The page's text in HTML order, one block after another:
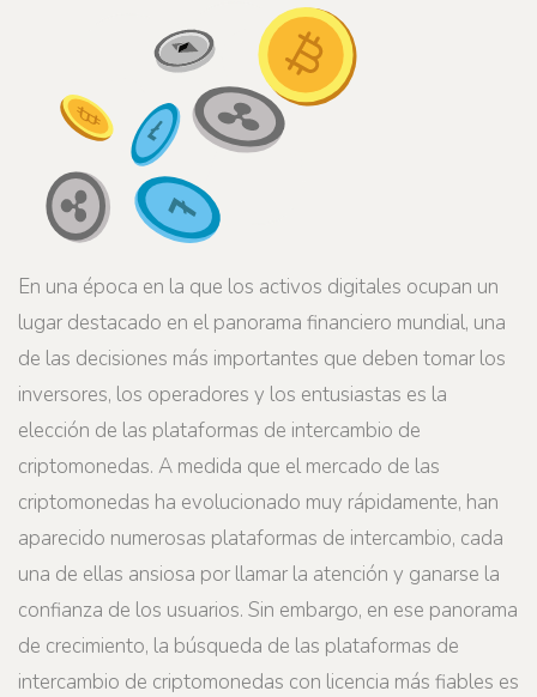
En una época en la que los activos digitales ocupan un
lugar destacado en el panorama financiero mundial, una
de las decisiones más importantes que deben tomar los
inversores, los operadores y los entusiastas es la
elección de las plataformas de intercambio de
criptomonedas. A medida que el mercado de las
criptomonedas ha evolucionado muy rápidamente, han
aparecido numerosas plataformas de intercambio, cada
una de ellas ansiosa por llamar la atención y ganarse la
confianza de los usuarios. Sin embargo, en ese panorama
de crecimiento, la búsqueda de las plataformas de
intercambio de criptomonedas con licencia más fiables es